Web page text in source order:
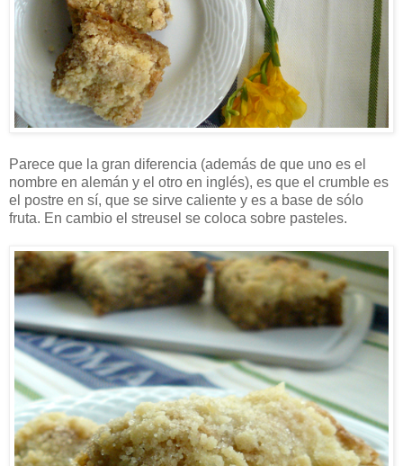
Parece que la gran diferencia (además de que uno es el
nombre en alemán y el otro en inglés), es que el crumble es
el postre en sí, que se sirve caliente y es a base de sólo
fruta. En cambio el streusel se coloca sobre pasteles.